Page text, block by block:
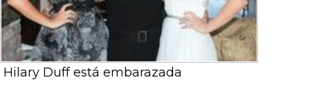
Hilary Duff está embarazada